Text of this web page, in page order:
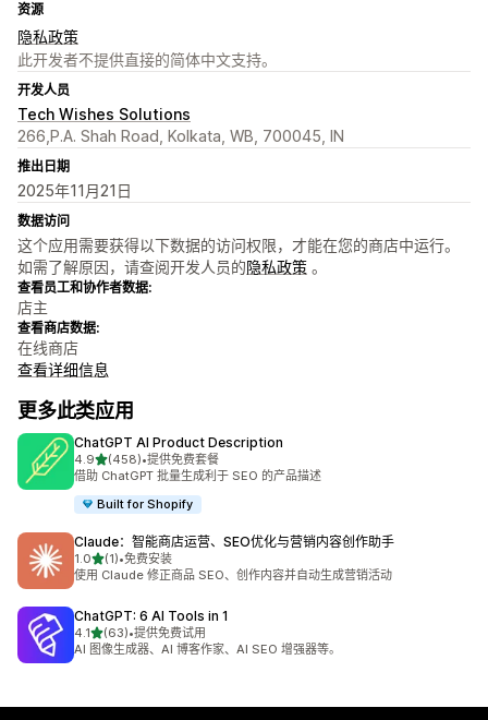
资源
隐私政策
此开发者不提供直接的简体中文支持。
开发人员
Tech Wishes Solutions
266,P.A. Shah Road, Kolkata, WB, 700045, IN
推出日期
2025年11月21日
数据访问
这个应用需要获得以下数据的访问权限，才能在您的商店中运行。
如需了解原因，请查阅开发人员的隐私政策 。
查看员工和协作者数据:
店主
查看商店数据:
在线商店
查看详细信息
更多此类应用
ChatGPT AI Product Description
4.9星（满分 5 星）
(458)
总共 458 条评论
•提供免费套餐
借助 ChatGPT 批量生成利于 SEO 的产品描述
Built for Shopify
Claude：智能商店运营、SEO优化与营销内容创作助手
1.0星（满分 5 星）
(1)
总共 1 条评论
•免费安装
使用 Claude 修正商品 SEO、创作内容并自动生成营销活动
ChatGPT: 6 AI Tools in 1
4.1星（满分 5 星）
(63)
总共 63 条评论
•提供免费试用
AI 图像生成器、AI 博客作家、AI SEO 增强器等。